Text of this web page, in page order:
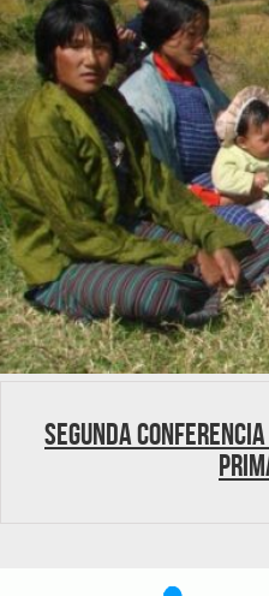
Segunda